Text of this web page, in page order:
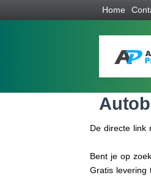
Home
De directe link
Bent je op
Gratis levering